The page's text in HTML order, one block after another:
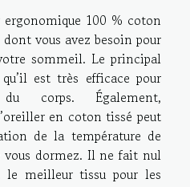
100 % coton
vous avez besoin pour
sommeil. Le principal
est très efficace pour
corps. Également,
en coton tissé peut
de la température de
vous dormez. Il ne fait nul
meilleur tissu pour les